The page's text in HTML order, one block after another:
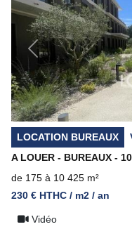
Previous
LOCATION BUREAUX
de 175 à 10 425 m²
230 € HTHC / m2 / an
Vidéo